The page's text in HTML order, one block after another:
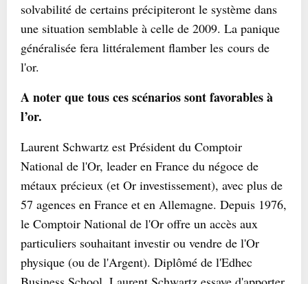
solvabilité de certains précipiteront le système dans
une situation semblable à celle de 2009. La panique
généralisée fera littéralement flamber les cours de
l'or.
A noter que tous ces scénarios sont favorables à
l’or.
Laurent Schwartz est Président du Comptoir
National de l'Or, leader en France du négoce de
métaux précieux (et Or investissement), avec plus de
57 agences en France et en Allemagne. Depuis 1976,
le Comptoir National de l'Or offre un accès aux
particuliers souhaitant investir ou vendre de l'Or
physique (ou de l'Argent). Diplômé de l'Edhec